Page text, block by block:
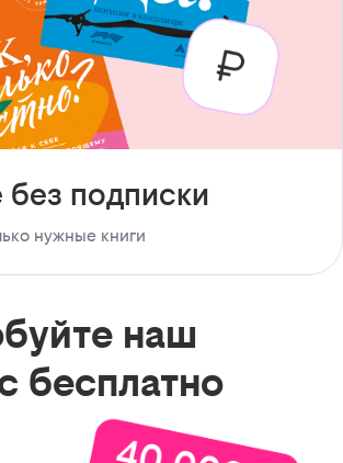
без подписки
нужные книги
наш
бесплатно